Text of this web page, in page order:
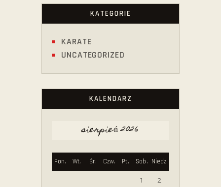
KATEGORIE
KARATE
UNCATEGORIZED
KALENDARZ
sierpień 2026
Pon. Wt. Śr. Czw. Pt. Sob. Niedz.
1 2